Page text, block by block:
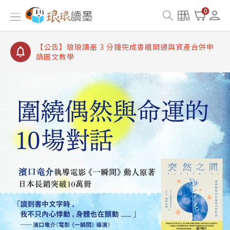
0
【公告】琅琅讀墨書櫃開通常見問題
【公告】琅琅讀墨 3 分鐘完成書櫃開通與資產合併申
【公告】琅琅書店服務升級重要說明及資產合併結果
查詢
【公告】琅琅讀墨數位閱讀資產合併與書櫃開通申請